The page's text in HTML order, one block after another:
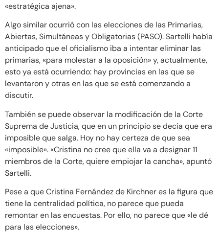
«estratégica ajena».
Algo similar ocurrió con las elecciones de las Primarias,
Abiertas, Simultáneas y Obligatorias (PASO). Sartelli había
anticipado que el oficialismo iba a intentar eliminar las
primarias, «para molestar a la oposición» y, actualmente,
esto ya está ocurriendo: hay provincias en las que se
levantaron y otras en las que se está comenzando a
discutir.
También se puede observar la modificación de la Corte
Suprema de Justicia, que en un principio se decía que era
imposible que salga. Hoy no hay certeza de que sea
«imposible». «Cristina no cree que ella va a designar 11
miembros de la Corte, quiere empiojar la cancha», apuntó
Sartelli.
Pese a que Cristina Fernández de Kirchner es la figura que
tiene la centralidad política, no parece que pueda
remontar en las encuestas. Por ello, no parece que «le dé
para las elecciones».